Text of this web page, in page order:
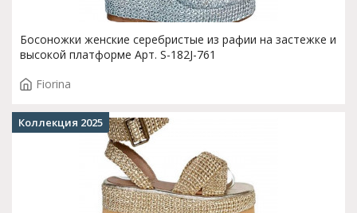
Босоножки женские серебристые из рафии на застежке и
высокой платформе Арт. S-182J-761
Fiorina
Коллекция 2025